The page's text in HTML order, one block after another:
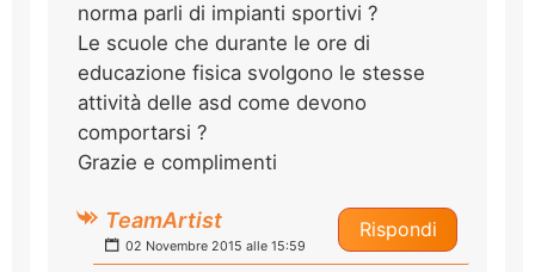
norma parli di impianti sportivi ?
Le scuole che durante le ore di
educazione fisica svolgono le stesse
attività delle asd come devono
comportarsi ?
Grazie e complimenti
Rispondi
TeamArtist
02 Novembre 2015 alle 15:59